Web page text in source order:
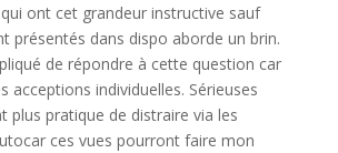
ont cet grandeur instructive sauf
présentés dans dispo aborde un brin.
de répondre à cette question car
acceptions individuelles. Sérieuses
plus pratique de distraire via les
ces vues pourront faire mon